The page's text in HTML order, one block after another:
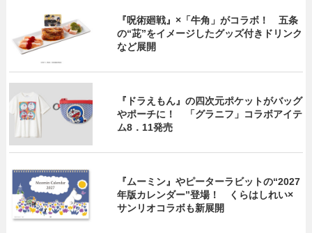
『呪術廻戦』×「牛角」がコラボ！ 五条
の“茈”をイメージしたグッズ付きドリンク
など展開
『ドラえもん』の四次元ポケットがバッグ
やポーチに！ 「グラニフ」コラボアイテ
ム8．11発売
『ムーミン』やピーターラビットの“2027
年版カレンダー”登場！ くらはしれい×
サンリオコラボも新展開